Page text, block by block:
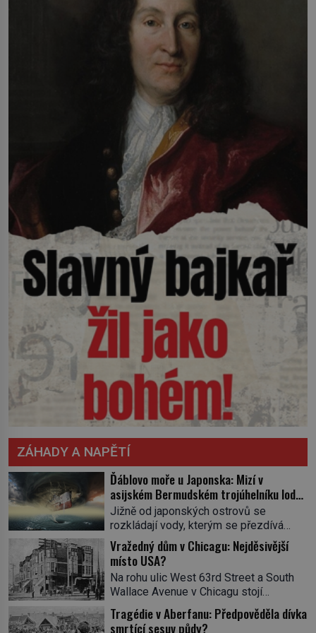
ZÁHADY A NAPĚTÍ
Ďáblovo moře u Japonska: Mizí v
asijském Bermudském trojúhelníku lodě
ve spárech neznámé síly?
Jižně od japonských ostrovů se
rozkládají vody, kterým se přezdívá
Ďáblovo moře. Vypráví se o lodích
mizejících beze stopy, podivných
světlech, zrádných proudech i mořských
dracích, kteří měli tyto končiny střežit už
v dávných legendách. Je tichomořský
Dračí trojúhelník skutečně prokletým
místem, nebo se zde jen nebezpečná
Vražedný dům v Chicagu: Nejděsivější
místo USA?
Na rohu ulic West 63rd Street a South
Wallace Avenue v Chicagu stojí
nenápadná pošta. Nemá žádný speciální
nápis ani pamětní desku. A přesto prý
Tragédie v Aberfanu: Předpověděla dívka
smrtící sesuv půdy?